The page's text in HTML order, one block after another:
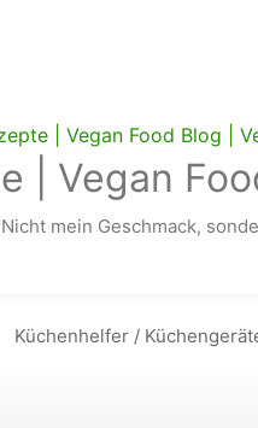
| Vegan
mein Geschmack,
Küchenhelfer /